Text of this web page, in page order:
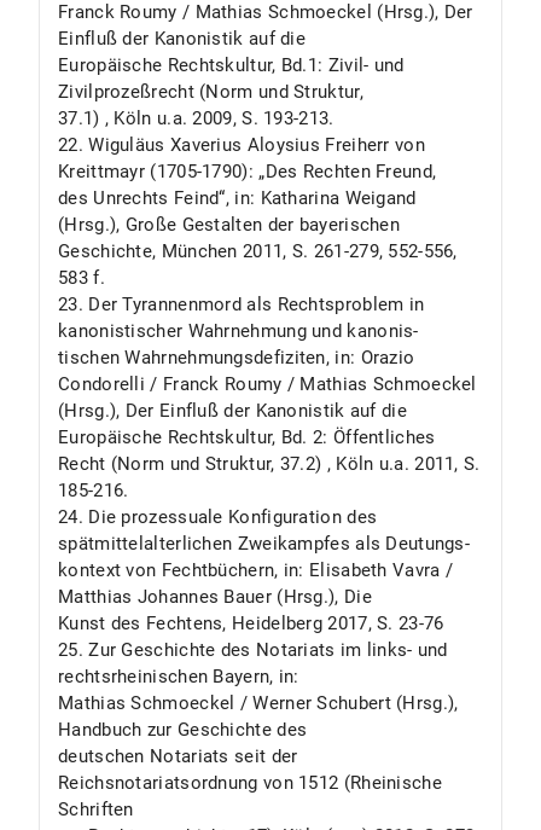
Franck Roumy / Mathias Schmoeckel (Hrsg.), Der
Einfluß der Kanonistik auf die
Europäische Rechtskultur, Bd.1: Zivil- und
Zivilprozeßrecht (Norm und Struktur,
37.1) , Köln u.a. 2009, S. 193-213.
22. Wiguläus Xaverius Aloysius Freiherr von
Kreittmayr (1705-1790): „Des Rechten Freund,
des Unrechts Feind“, in: Katharina Weigand
(Hrsg.), Große Gestalten der bayerischen
Geschichte, München 2011, S. 261-279, 552-556,
583 f.
23. Der Tyrannenmord als Rechtsproblem in
kanonistischer Wahrnehmung und kanonis-
tischen Wahrnehmungsdefiziten, in: Orazio
Condorelli / Franck Roumy / Mathias Schmoeckel
(Hrsg.), Der Einfluß der Kanonistik auf die
Europäische Rechtskultur, Bd. 2: Öffentliches
Recht (Norm und Struktur, 37.2) , Köln u.a. 2011, S.
185-216.
24. Die prozessuale Konfiguration des
spätmittelalterlichen Zweikampfes als Deutungs-
kontext von Fechtbüchern, in: Elisabeth Vavra /
Matthias Johannes Bauer (Hrsg.), Die
Kunst des Fechtens, Heidelberg 2017, S. 23-76
25. Zur Geschichte des Notariats im links- und
rechtsrheinischen Bayern, in:
Mathias Schmoeckel / Werner Schubert (Hrsg.),
Handbuch zur Geschichte des
deutschen Notariats seit der
Reichsnotariatsordnung von 1512 (Rheinische
Schriften